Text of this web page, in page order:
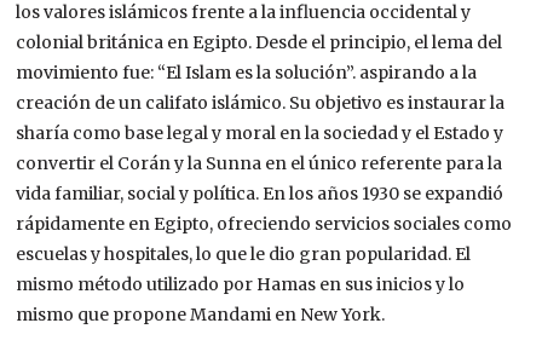
los valores islámicos frente a la influencia occidental y
colonial británica en Egipto. Desde el principio, el lema del
movimiento fue: “El Islam es la solución”. aspirando a la
creación de un califato islámico. Su objetivo es instaurar la
sharía como base legal y moral en la sociedad y el Estado y
convertir el Corán y la Sunna en el único referente para la
vida familiar, social y política. En los años 1930 se expandió
rápidamente en Egipto, ofreciendo servicios sociales como
escuelas y hospitales, lo que le dio gran popularidad. El
mismo método utilizado por Hamas en sus inicios y lo
mismo que propone Mandami en New York.